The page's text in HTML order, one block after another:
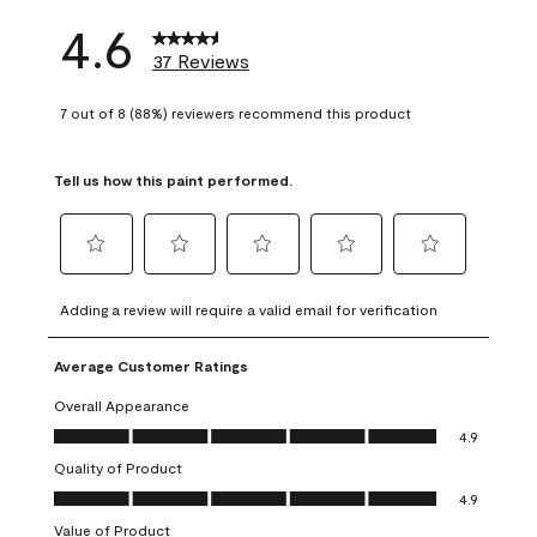
4.6 37 Reviews
7 out of 8 (88%) reviewers recommend this product
Tell us how this paint performed.
to
rate
the
item
with
1
This
action
will
to
rate
the
with
2
This
action
will
to
rate
the
item
3
action
to
rate
4
action
to
rate
5
action
Adding a review will require a valid email for verification
Average Customer Ratings
Overall Appearance
Overall Appearance, 4.9 out of 5
4.9
Quality of Product
Quality of Product, 4.9 out of 5
4.9
Value of Product